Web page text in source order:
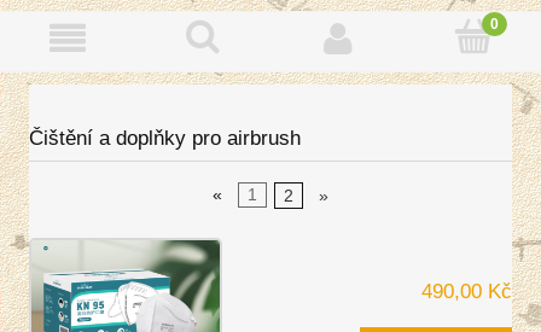
Čištění a doplňky pro airbrush
« 1 2 »
490,00 Kč